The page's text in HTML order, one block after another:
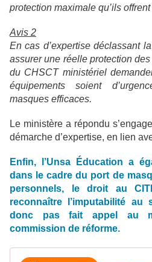
protection maximale qu’ils
Avis 2
En cas d’expertise déclassant
assurer une réelle protection
du CHSCT ministériel
équipements soient
masques efficaces.
Le ministère a répondu
démarche d’expertise, en lien
Enfin, l’Unsa Éducation a
dans le cadre du port de
personnels, le droit au
reconnaître l’imputabilité
donc pas fait appel au
commission de réforme.